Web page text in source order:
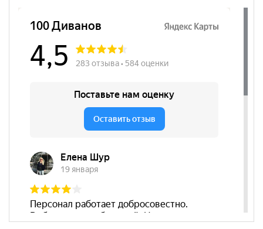
Бренд
BRAVO мебель
Стиль
Классический, Современный
Комната
Гостиная, Спальня